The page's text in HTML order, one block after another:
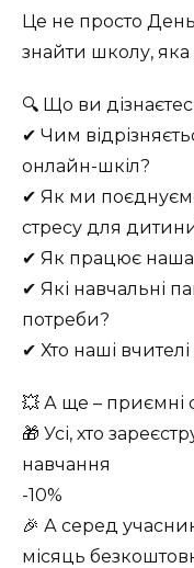
Це не просто
знайти школу, яка
🔍 Що ви
✔ Чим
онлайн-шкіл?
✔ Як ми
стресу для
✔ Як працює наша
✔ Які навчальні
потреби?
✔ Хто наші
💥 А ще – приємні
🎁 Усі, хто
навчання
-10%
🎉 А серед
місяць